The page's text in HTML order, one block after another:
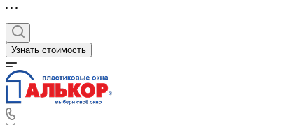
Узнать стоимость